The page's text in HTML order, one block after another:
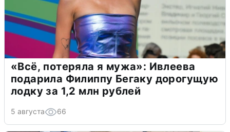
«Всё, потеряла я мужа»: Ивлеева
подарила Филиппу Бегаку дорогущую
лодку за 1,2 млн рублей
5 августа 66